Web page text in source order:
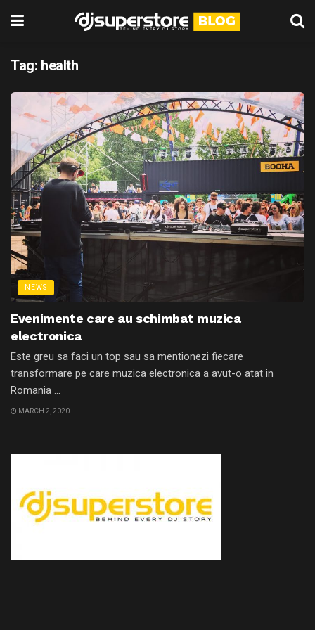
Tag: health
NEWS
Evenimente care au schimbat muzica
electronica
Este greu sa faci un top sau sa mentionezi fiecare
transformare pe care muzica electronica a avut-o atat in
Romania ...
MARCH 2, 2020